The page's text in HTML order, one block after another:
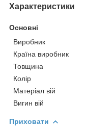
Характеристики
Основні
Виробник
Країна виробник
Товщина
Колір
Матеріал вій
Вигин вій
Приховати